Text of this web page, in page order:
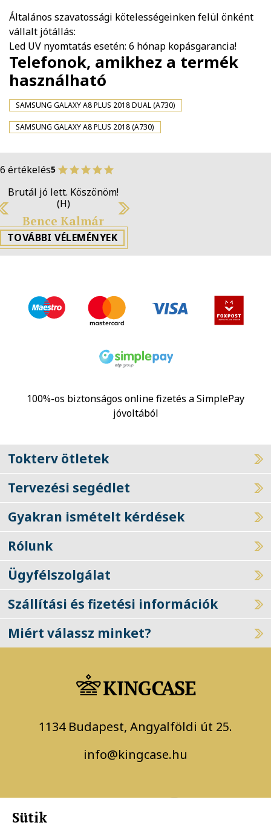
Általános szavatossági kötelességeinken felül önként
vállalt jótállás:
Led UV nyomtatás esetén: 6 hónap kopásgarancia!
Telefonok, amikhez a termék
használható
SAMSUNG GALAXY A8 PLUS 2018 DUAL (A730)
SAMSUNG GALAXY A8 PLUS 2018 (A730)
6 értékelés5
Brutál jó lett. Köszönöm! (H)
Bence Kalmár
Previous
TOVÁBBI VÉLEMÉNYEK
100%-os biztonságos online fizetés a SimplePay
Tokterv ötletek
Tervezési segédlet
Gyakran ismételt kérdések
Rólunk
Ügyfélszolgálat
Szállítási és fizetési információk
Miért válassz minket?
1134 Budapest, Angyalföldi út 25.
info@kingcase.hu
Sütik